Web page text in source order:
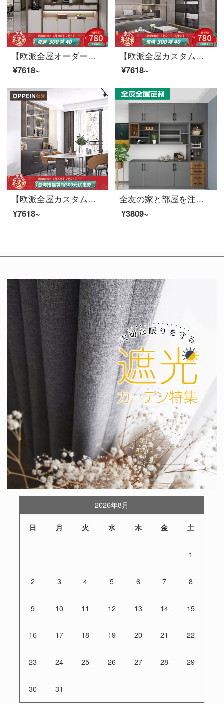
【欧派全屋オーダーメイド雲禧シリーズ】ファッション的で新しい中国式の箪笥は寝室をカスタマイズして、フラットドアからトップ四ドアの箪笥にオーダーメイドして前払い金を払います。
¥7618~
【欧派全屋カスタム星尚シリーズ15㎡】軽い贅沢風の全部屋オーダーメイド促箪笥前払い金
¥7618~
【欧派全屋カスタムジェーンシリーズ10㎡】タンスの本箱と居酒屋のテレビキャビネットの背景にある壁の任意のキャビネット類のカスタムデポジット（店舗に1000契約金を差し引きます）
¥7618~
全友の家と部屋を注文して、サイドキャビネットを一つにして壁によって注文して、バーテンダーのサイドキャビネットを注文します。現代の簡単で豪華な注文の誠意金（具体的な金額は実際の設計案に準じて、カスタマーサービスを詳しくお聞きします。）
¥3809~
2026年8月
日 月 火 水 木 金 土
1
2 3 4 5 6 7 8
9 10 11 12 13 14 15
16 17 18 19 20 21 22
23 24 25 26 27 28 29
30 31